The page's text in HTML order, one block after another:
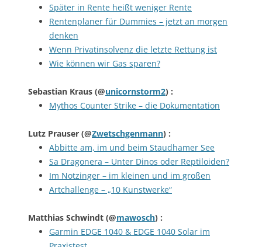
Später in Rente heißt weniger Rente
Rentenplaner für Dummies – jetzt an morgen
denken
Wenn Privatinsolvenz die letzte Rettung ist
Wie können wir Gas sparen?
Sebastian Kraus (@unicornstorm2) :
Mythos Counter Strike – die Dokumentation
Lutz Prauser (@Zwetschgenmann) :
Abbitte am, im und beim Staudhamer See
Sa Dragonera – Unter Dinos oder Reptiloiden?
Im Notzinger – im kleinen und im großen
Artchallenge – „10 Kunstwerke“
Matthias Schwindt (@mawosch) :
Garmin EDGE 1040 & EDGE 1040 Solar im